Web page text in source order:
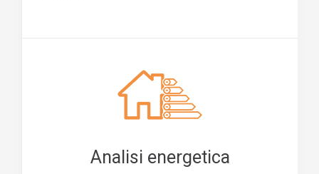
Analisi energetica